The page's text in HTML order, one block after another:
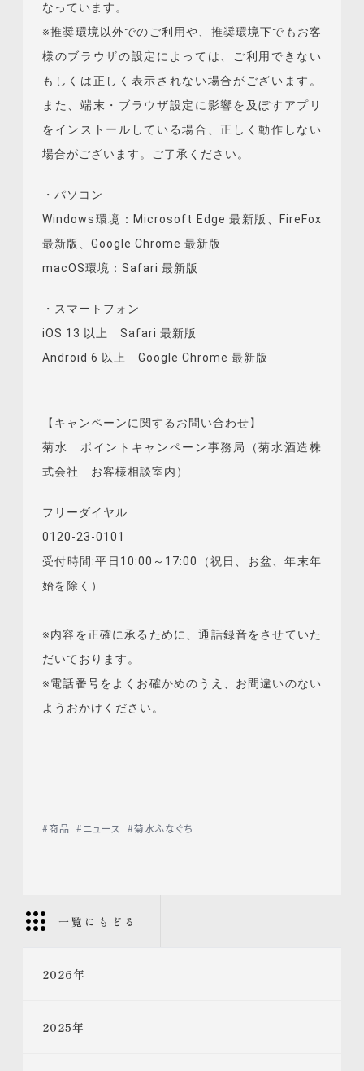
なっています。
※推奨環境以外でのご利用や、推奨環境下でもお客
様のブラウザの設定によっては、ご利用できない
もしくは正しく表示されない場合がございます。
また、端末・ブラウザ設定に影響を及ぼすアプリ
をインストールしている場合、正しく動作しない
場合がございます。ご了承ください。
・パソコン
Windows環境：Microsoft Edge 最新版、FireFox
最新版、Google Chrome 最新版
macOS環境：Safari 最新版
・スマートフォン
iOS 13 以上 Safari 最新版
Android 6 以上 Google Chrome 最新版
【 キャンペーンに関するお問い合わせ】
菊水 ポイントキャンペーン事務局（菊水酒造株
式会社 お客様相談室内）
フリーダイヤル
0120-23-0101
受付時間:平日10:00～17:00（祝日、お盆、年末年
始を除く）
※内容を正確に承るために、通話録音をさせていた
だいております。
※電話番号をよくお確かめのうえ、お間違いのない
ようおかけください。
#商品 #ニュース #菊水ふなぐち
一覧にもどる
2026年
2025年